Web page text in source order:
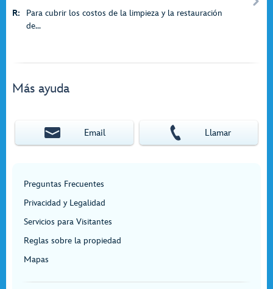
R:
Para cubrir los costos de la limpieza y la restauración
de...
Más ayuda
Email Llamar
Preguntas Frecuentes
Privacidad y Legalidad
Servicios para Visitantes
Reglas sobre la propiedad
Mapas